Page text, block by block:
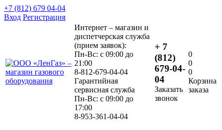
+7 (812) 679 04-04
Вход Регистрация
Интернет – магазин и
диспетчерская служба
(прием заявок):
Пн-Вс: с 09:00 до
21:00
8-812-679-04-04
Гарантийная
сервисная служба
Пн-Вс: с 09:00 до
17:00
8-953-361-04-04
+ 7
(812)
679-04-
04
Заказать
звонок
0
0
0
Корзина
заказа